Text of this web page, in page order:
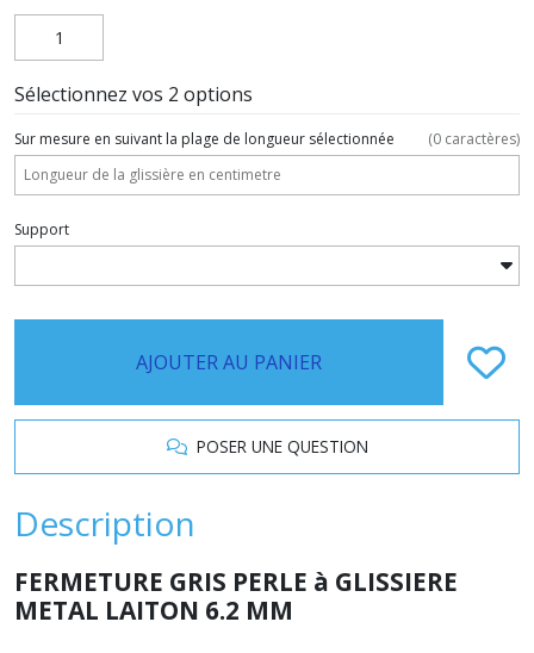
Sélectionnez vos 2 options
Sur mesure en suivant la plage de longueur sélectionnée (0 caractères)
Support
AJOUTER AU PANIER
POSER UNE QUESTION
Description
FERMETURE GRIS PERLE à GLISSIERE
METAL LAITON 6.2 MM